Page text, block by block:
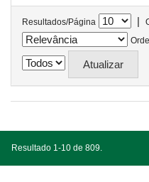
Resultados/Página |
Resultado 1-10 de 809.